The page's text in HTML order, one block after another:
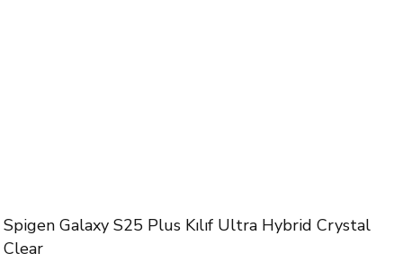
Spigen Galaxy S25 Plus Kılıf Ultra Hybrid Crystal
Clear